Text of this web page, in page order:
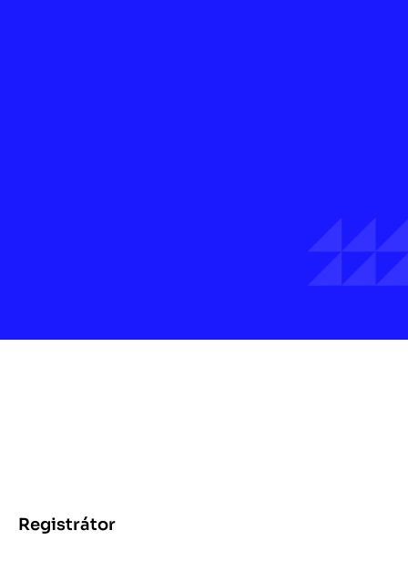
Registrátor